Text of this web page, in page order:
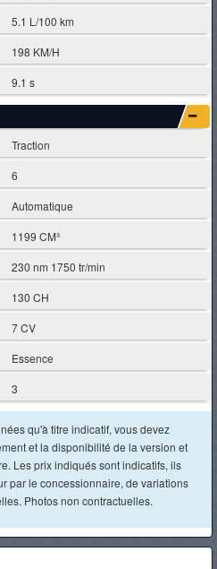
5.1 L/100 km
198 KM/H
9.1 s
Traction
6
Automatique
1199 CM³
230 nm 1750 tr/min
130 CH
7 CV
Essence
3
qu'à titre indicatif, vous devez
et la disponibilité de la version et
Les prix indiqués sont indicatifs, ils
par le concessionnaire, de variations
Photos non contractuelles.